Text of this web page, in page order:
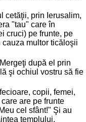
cetăţii, prin Ierusalim,
"tau" care în
cruci) pe frunte, pe
multor ticăloşii
după el prin
şi ochiul vostru să fie
copii, femei,
are pe frunte
cel sfânt!" Şi au
templului.